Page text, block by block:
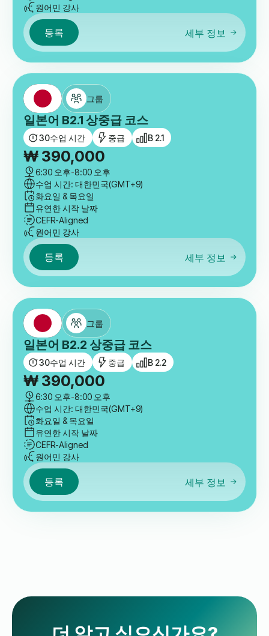
원어민 강사
등록 세부 정보
그룹
일본어 B2.1 상중급 코스
30수업 시간 중급 B 2.1
₩ 390,000
6:30 오후-8:00 오후
수업 시간: 대한민국(GMT+9)
화요일 & 목요일
유연한 시작 날짜
CEFR-Aligned
원어민 강사
등록 세부 정보
그룹
일본어 B2.2 상중급 코스
30수업 시간 중급 B 2.2
₩ 390,000
6:30 오후-8:00 오후
수업 시간: 대한민국(GMT+9)
화요일 & 목요일
유연한 시작 날짜
CEFR-Aligned
원어민 강사
등록 세부 정보